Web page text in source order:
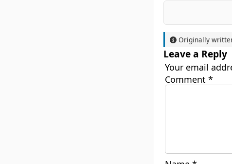
Originally
Leave a Reply
Your email
Comment *